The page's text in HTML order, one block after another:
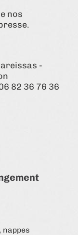
nos
-
82 36 76 36
nappes